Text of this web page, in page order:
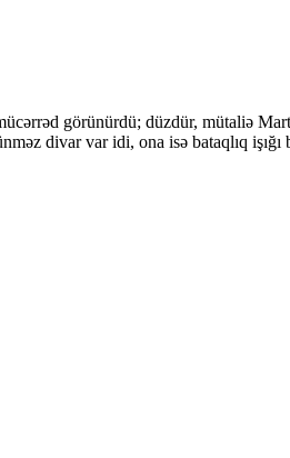
görünürdü; düzdür, mütaliə
divar var idi, ona isə bataqlıq